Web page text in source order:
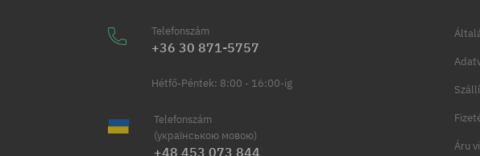
Telefonszám
+36 30 871-5757
Hétfő-Péntek: 8:00 - 16:00-ig
Telefonszám
(українською мовою)
+48 453 073 844 Áru